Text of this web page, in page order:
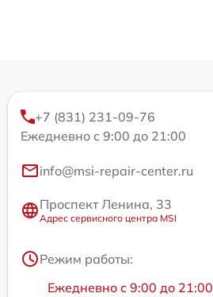
+7 (831) 231-09-76
Ежедневно с 9:00 до 21:00
info@msi-repair-center.ru
Проспект Ленина, 33
Адрес сервисного центра MSI
Режим работы:
Ежедневно с 9:00 до 21:00